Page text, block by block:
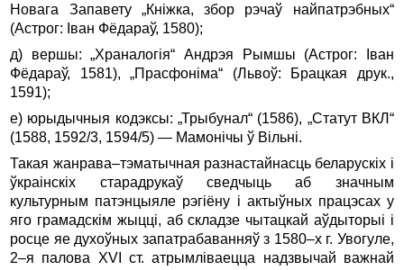
Новага Запавету „Кніжка, збор рэчаў найпа­трэбных“
(Астрог: Іван Фёдараў, 1580);
д) вершы: „Храналогія“ Андрэя Рымшы (Астрог: Іван
Фёдараў, 1581), „Прасфоніма“ (Львоў: Брацкая друк.,
1591);
е) юрыдычныя кодэксы: „Трыбунал“ (1586), „Статут ВКЛ“
(1588, 1592/3, 1594/5) — Мамонічы ў Вільні.
Такая жанрава–тэматычная разнастайнасць беларускіх і
ўкраінскіх старадрукаў сведчыць аб значным
культурным патэнцыяле рэгіёну і актыўных працэсах у
яго грамадскім жыц­ці, аб складзе чытацкай аўдыторыі і
росце яе духоўных запа­трабаванняў з 1580–х г. Увогуле,
2–я палова XVI ст. атрым­ліваецца надзвычай важнай